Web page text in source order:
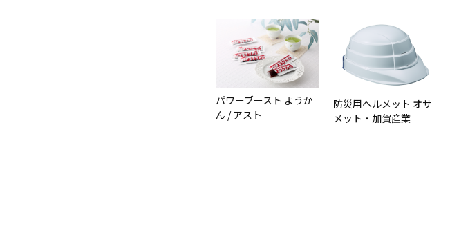
パワーブースト ようか
ん / アスト
防災用ヘルメット オサ
メット・加賀産業